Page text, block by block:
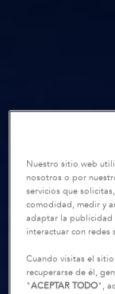
Nuestro sitio web
nosotros o por
servicios que
comodidad, medir y
adaptar la publicidad
interactuar con redes
Cuando visitas el
recuperarse de él,
"ACEPTAR TODO",